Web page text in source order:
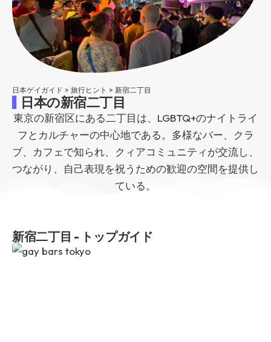
日本ゲイガイド > 旅行ヒント > 新宿二丁目
日本の新宿二丁目
東京の新宿区にある二丁目は、LGBTQ+のナイトライ
フとカルチャーの中心地である。多様なバー、クラ
ブ、カフェで知られ、クィアコミュニティが交流し、
つながり、自己表現を祝うための歓迎の空間を提供し
ている。
新宿二丁目 - トップガイド